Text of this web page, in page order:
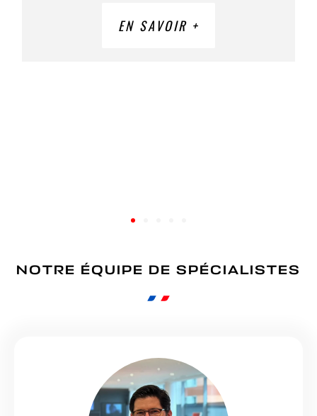
EN SAVOIR +
NOTRE ÉQUIPE DE SPÉCIALISTES